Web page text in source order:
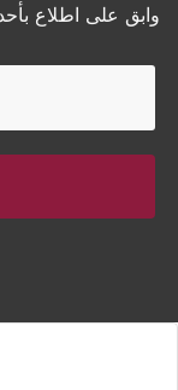
وابق على اطلاع